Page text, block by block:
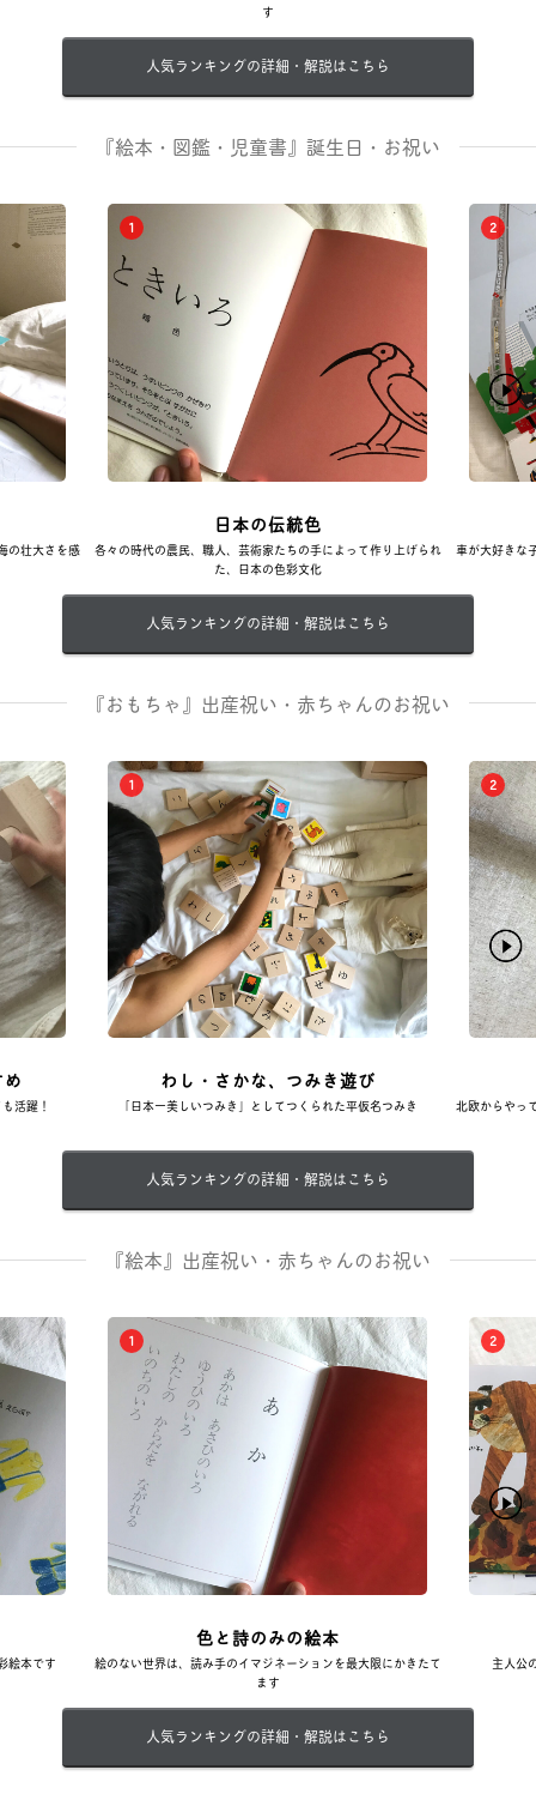
す
人気ランキングの詳細・解説はこちら
『絵本・図鑑・児童書』誕生日・お祝い
の壮大さを感
1
日本の伝統色
各々の時代の農民、職人、芸術家たちの手によって作り上げられ
た、日本の色彩文化
2
車が大好きな
人気ランキングの詳細・解説はこちら
『おもちゃ』出産祝い・赤ちゃんのお祝い
活躍！
1
わし・さかな、つみき遊び
「日本一美しいつみき」としてつくられた平仮名つみき
2
北欧からやっ
人気ランキングの詳細・解説はこちら
『絵本』出産祝い・赤ちゃんのお祝い
絵本です
1
色と詩のみの絵本
絵のない世界は、読み手のイマジネーションを最大限にかきたて
ます
2
主人公
人気ランキングの詳細・解説はこちら